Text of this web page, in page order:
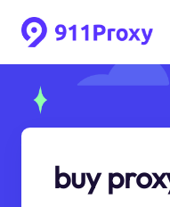
buy